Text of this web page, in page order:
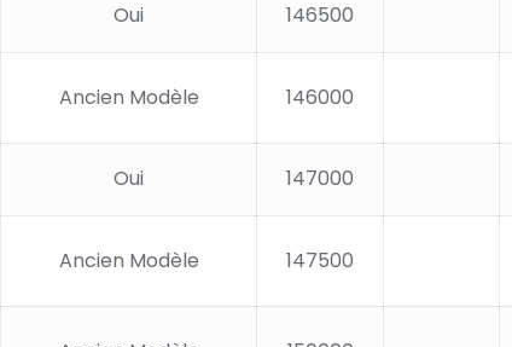
Oui 146500
Ancien Modèle 146000
Oui 147000
Ancien Modèle 147500